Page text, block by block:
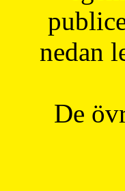
nedan
De